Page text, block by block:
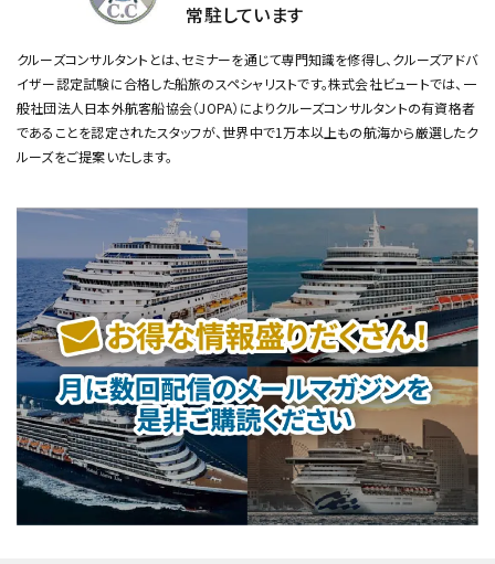
常駐しています
クルーズコンサルタントとは、セミナーを通じて専門知識を修得し、クルーズアドバ
イザー認定試験に合格した船旅のスペシャリストです。株式会社ビュートでは、一
般社団法人日本外航客船協会（JOPA）によりクルーズコンサルタントの有資格者
であることを認定されたスタッフが、世界中で1万本以上もの航海から厳選したク
ルーズをご提案いたします。